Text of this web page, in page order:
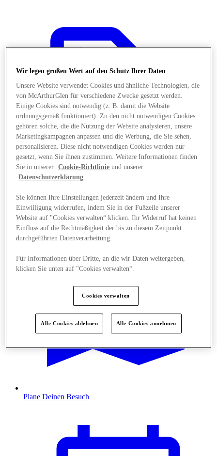
Angebote
Plane Deinen Besuch
Wir legen großen Wert auf den Schutz Ihrer Daten
Unsere Website verwendet Cookies und ähnliche Technologien, die
von McArthurGlen für verschiedene Zwecke gesetzt werden.
Einige Cookies sind notwendig (z. B. damit die Website
ordnungsgemäß funktioniert). Zu den nicht notwendigen Cookies
gehören solche, die die Nutzung der Website analysieren, unsere
Marketingkampagnen anpassen und die Werbung, die Sie sehen,
personalisieren. Diese nicht notwendigen Cookies werden nur
gesetzt, wenn Sie ihnen zustimmen. Weitere Informationen finden
Sie in unserer
Cookie-Richtlinie und unserer
Datenschutzerklärung.
Sie können Ihre Einstellungen jederzeit ändern und Ihre
Einwilligung widerrufen, indem Sie in der Fußzeile unserer
Website auf "Cookies verwalten“ klicken. Ihr Widerruf hat keinen
Einfluss auf die Rechtmäßigkeit der bis zu diesem Zeitpunkt
durchgeführten Datenverarbeitung.
Für Informationen über Dritte, an die wir Daten weitergeben,
klicken Sie unten auf "Cookies verwalten“.
Cookies verwalten
Alle Cookies ablehnen Alle Cookies annehmen